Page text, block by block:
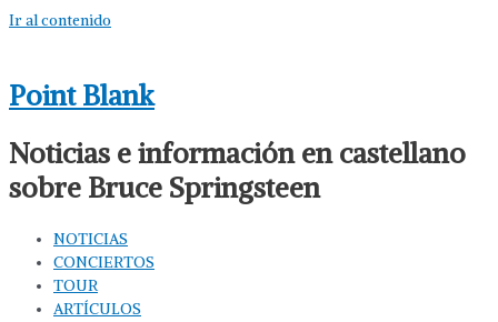
Ir al contenido
Point Blank
Noticias e información en castellano
sobre Bruce Springsteen
NOTICIAS
CONCIERTOS
TOUR
ARTÍCULOS